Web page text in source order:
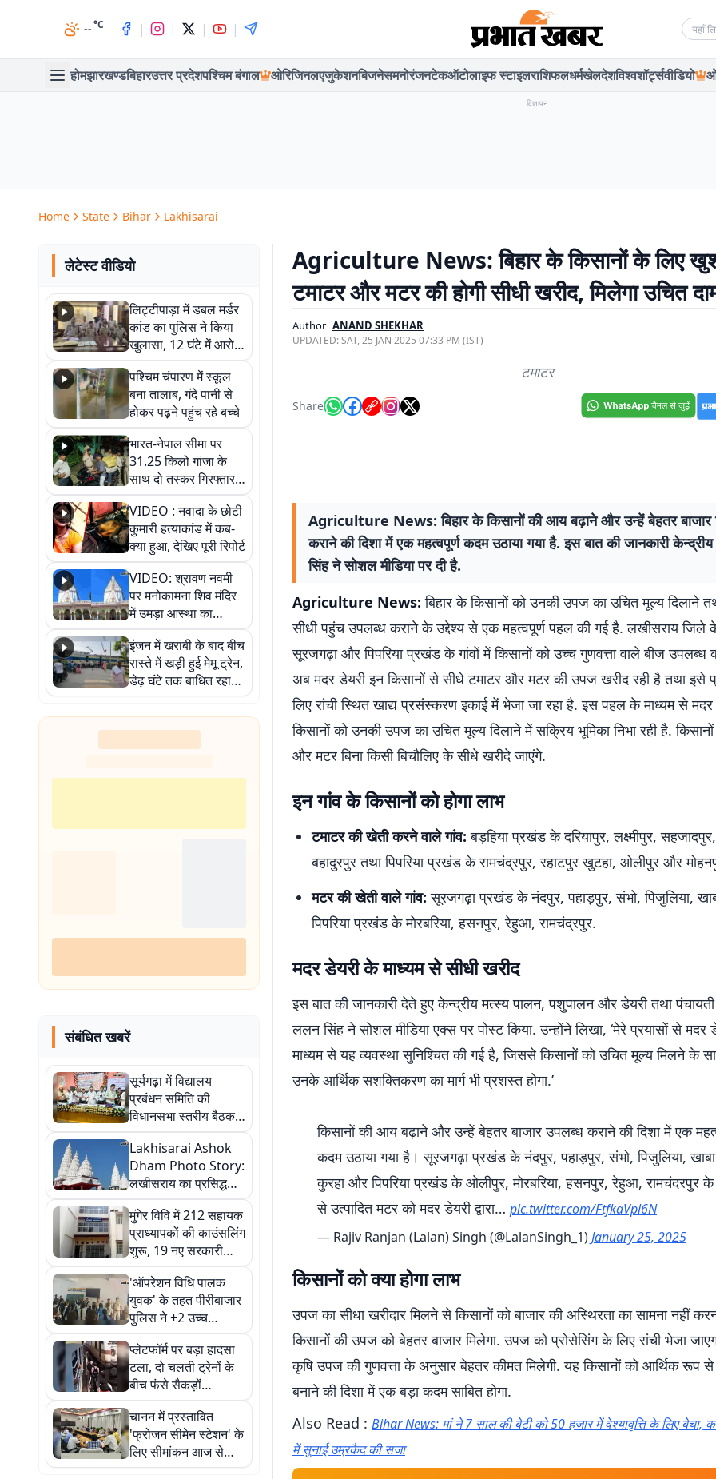
--°C | | | |
होमझारखण्डबिहारउत्तर प्रदेशपश्चिम बंगाल ओरिजिनलएजुकेशनबिजनेसमनोरंजनटेकऑटोलाइफ स्टाइलराशिफलधर्मखेलदेशविश्वशॉर्ट्सवीडियो
विज्ञापन
Home State Bihar Lakhisarai
लेटेस्ट वीडियो
लिट्टीपाड़ा में डबल मर्डर
कांड का पुलिस ने किया
खुलासा, 12 घंटे में आरोपी
गिरफ्तार
पश्चिम चंपारण में स्कूल
बना तालाब, गंदे पानी से
होकर पढ़ने पहुंच रहे बच्चे
भारत-नेपाल सीमा पर
31.25 किलो गांजा के
साथ दो तस्कर गिरफ्तार,
नेपाली नंबर की बाइक
जब्त
VIDEO : नवादा के छोटी
कुमारी हत्याकांड में कब-
क्या हुआ, देखिए पूरी रिपोर्ट
VIDEO: श्रावण नवमी
पर मनोकामना शिव मंदिर
में उमड़ा आस्था का
सैलाब, हर-हर महादेव के
जयघोष से गूंजा परिसर
इंजन में खराबी के बाद बीच
रास्ते में खड़ी हुई मेमू ट्रेन,
डेढ़ घंटे तक बाधित रहा
आवागमन
संबंधित खबरें
सूर्यगढ़ा में विद्यालय
प्रबंधन समिति की
विधानसभा स्तरीय बैठक,
गुणवत्तापूर्ण शिक्षा और
विद्यार्थियों के सर्वांगीण
विकास पर जोर
Lakhisarai Ashok
Dham Photo Story:
लखीसराय का प्रसिद्ध
अशोक धाम—आस्था,
श्रृंगार, अनुष्ठान और
अलौकिक संध्या आरती के
विहंगम दृश्य
मुंगेर विवि में 212 सहायक
प्राध्यापकों की काउंसलिंग
शुरू, 19 नए सरकारी
डिग्री कॉलेजों में होगी
नियुक्ति
'ऑपरेशन विधि पालक
युवक' के तहत पीरीबाजार
पुलिस ने +2 उच्च
विद्यालय घोसैठ में चलाया
जागरूकता अभियान
प्लेटफॉर्म पर बड़ा हादसा
टला, दो चलती ट्रेनों के
बीच फंसे सैकड़ों
परीक्षार्थी; भीड़ प्रबंधन पर
उठे सवाल
चानन में प्रस्तावित
'फ्रोजन सीमेन स्टेशन' के
लिए सीमांकन आज से
शुरू, NDDB टीम ने पूरा
Agriculture News: बिहार के किसानों के लिए
टमाटर और मटर की होगी सीधी खरीद, मिलेगा उचित
Author ANAND SHEKHAR
UPDATED:SAT, 25 JAN 2025 07:33 PM (IST)
टमाटर
Share
Agriculture News: बिहार के किसानों की आय बढ़ाने और उन्हें बेहतर बाजार
कराने की दिशा में एक महत्वपूर्ण कदम उठाया गया है. इस बात की जानकारी
सिंह ने सोशल मीडिया पर दी है.
Agriculture News: बिहार के किसानों को उनकी उपज का उचित मूल्य दिलाने
सीधी पहुंच उपलब्ध कराने के उद्देश्य से एक महत्वपूर्ण पहल की गई है. लखीसराय जिले
सूरजगढ़ा और पिपरिया प्रखंड के गांवों में किसानों को उच्च गुणवत्ता वाले बीज उपलब्ध
अब मदर डेयरी इन किसानों से सीधे टमाटर और मटर की उपज खरीद रही है तथा
लिए रांची स्थित खाद्य प्रसंस्करण इकाई में भेजा जा रहा है. इस पहल के माध्यम से मदर
किसानों को उनकी उपज का उचित मूल्य दिलाने में सक्रिय भूमिका निभा रही है.
और मटर बिना किसी बिचौलिए के सीधे खरीदे जाएंगे.
इन गांव के किसानों को होगा लाभ
टमाटर की खेती करने वाले गांव: बड़हिया प्रखंड के दरियापुर, लक्ष्मीपुर,
बहादुरपुर तथा पिपरिया प्रखंड के रामचंद्रपुर, रहाटपुर खुटहा, ओलीपुर और
मटर की खेती वाले गांव:सूरजगढ़ा प्रखंड के नंदपुर, पहाड़पुर, संभो, पिजुलिया,
पिपरिया प्रखंड के मोरबरिया, हसनपुर, रेहुआ, रामचंद्रपुर.
मदर डेयरी के माध्यम से सीधी खरीद
इस बात की जानकारी देते हुए केन्द्रीय मत्स्य पालन, पशुपालन और डेयरी तथा पंचायती
ललन सिंह ने सोशल मीडिया एक्स पर पोस्ट किया. उन्होंने लिखा, ‘मेरे प्रयासों से मदर
माध्यम से यह व्यवस्था सुनिश्चित की गई है, जिससे किसानों को उचित मूल्य मिलने के
उनके आर्थिक सशक्तिकरण का मार्ग भी प्रशस्त होगा.’
किसानों की आय बढ़ाने और उन्हें बेहतर बाजार उपलब्ध कराने की दिशा में एक
कदम उठाया गया है। सूरजगढ़ा प्रखंड के नंदपुर, पहाड़पुर, संभो, पिजुलिया,
कुरहा और पिपरिया प्रखंड के ओलीपुर, मोरबरिया, हसनपुर, रेहुआ, रामचंदरपुर के
से उत्पादित मटर को मदर डेयरी द्वारा… pic.twitter.com/FtfkaVpl6N
— Rajiv Ranjan (Lalan) Singh (@LalanSingh_1)January 25, 2025
किसानों को क्या होगा लाभ
उपज का सीधा खरीदार मिलने से किसानों को बाजार की अस्थिरता का सामना नहीं
किसानों की उपज को बेहतर बाजार मिलेगा. उपज को प्रोसेसिंग के लिए रांची भेजा
कृषि उपज की गुणवत्ता के अनुसार बेहतर कीमत मिलेगी. यह किसानों को आर्थिक रूप
बनाने की दिशा में एक बड़ा कदम साबित होगा.
Also Read : Bihar News: मां ने 7 साल की बेटी को 50 हजार में वेश्यावृत्ति के लिए बेचा,
में सुनाई उम्रकैद की सजा